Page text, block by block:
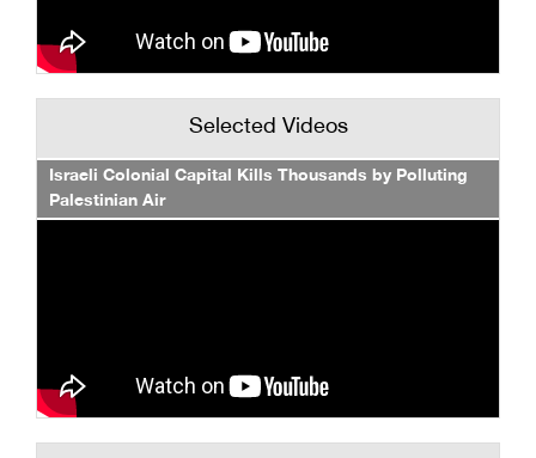
Selected Videos
Israeli Colonial Capital Kills Thousands by Polluting
Palestinian Air